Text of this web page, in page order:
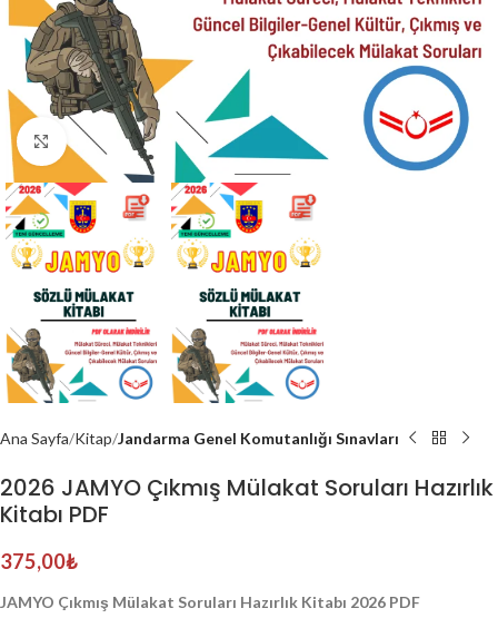
Click to enlarge
Ana Sayfa Kitap Jandarma Genel Komutanlığı Sınavları
2026 JAMYO Çıkmış Mülakat Soruları Hazırlık
Kitabı PDF
375,00₺
JAMYO Çıkmış Mülakat Soruları Hazırlık Kitabı 2026 PDF